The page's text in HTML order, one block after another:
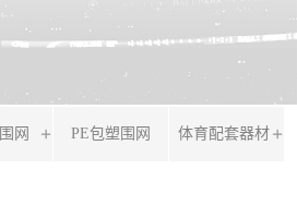
网 PE包塑围网 体育配套器材